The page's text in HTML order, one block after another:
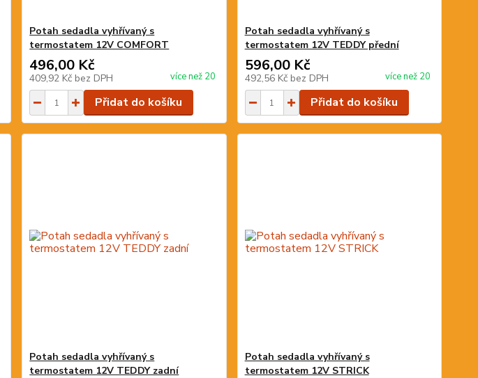
Potah sedadla vyhřívaný s
termostatem 12V COMFORT
496,00 Kč
409,92 Kč bez DPH více než 20
Přidat do košíku
Potah sedadla vyhřívaný s
termostatem 12V TEDDY přední
596,00 Kč
492,56 Kč bez DPH více než 20
Přidat do košíku
Potah sedadla vyhřívaný s
termostatem 12V TEDDY zadní
Potah sedadla vyhřívaný s
termostatem 12V STRICK